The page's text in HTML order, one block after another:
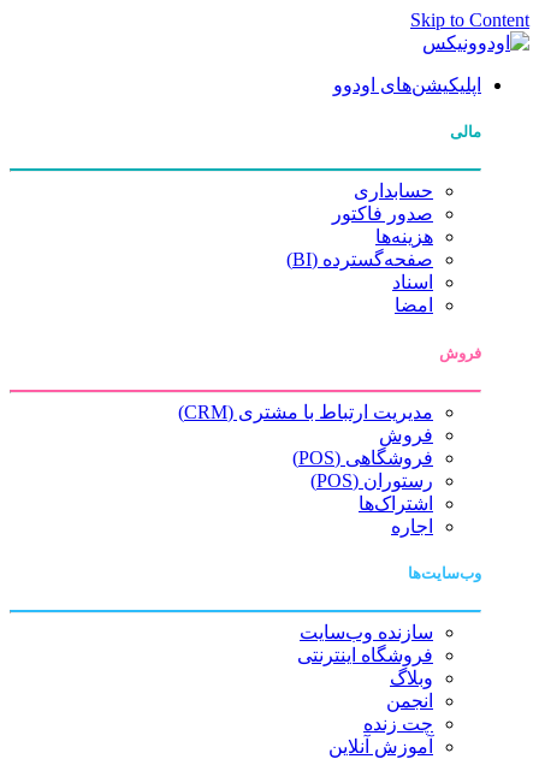
Skip to Content
اپلیکیشن‌های اودوو
مالی
حسابداری
صدور فاکتور
هزینه‌ها
صفحه‌گسترده (BI)
اسناد
امضا
فروش
مدیریت ارتباط با مشتری (CRM)
فروش
فروشگاهی (POS)
رستوران (POS)
اشتراک‌ها
اجاره
وب‌سایت‌ها
سازنده وب‌سایت
فروشگاه اینترنتی
وبلاگ
انجمن
چت زنده
آموزش آنلاین